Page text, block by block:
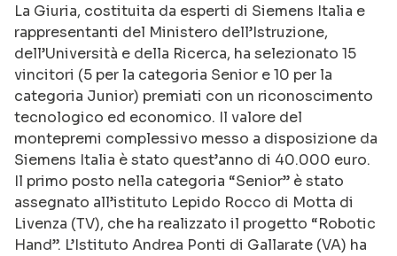
La Giuria, costituita da esperti di Siemens Italia e
rappresentanti del Ministero dell’Istruzione,
dell’Università e della Ricerca, ha selezionato 15
vincitori (5 per la categoria Senior e 10 per la
categoria Junior) premiati con un riconoscimento
tecnologico ed economico. Il valore del
montepremi complessivo messo a disposizione da
Siemens Italia è stato quest’anno di 40.000 euro.
Il primo posto nella categoria “Senior” è stato
assegnato all’istituto Lepido Rocco di Motta di
Livenza (TV), che ha realizzato il progetto “Robotic
Hand”. L’Istituto Andrea Ponti di Gallarate (VA) ha